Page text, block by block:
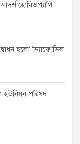
হোমিওপ্যাথি
হলো ‘ড্যাফোডিল
ইউনিয়ন পরিষদ